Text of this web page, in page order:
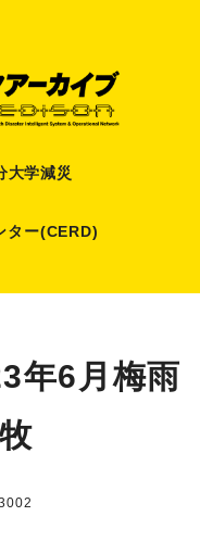
大学減災
ター(CERD)
年6月梅雨